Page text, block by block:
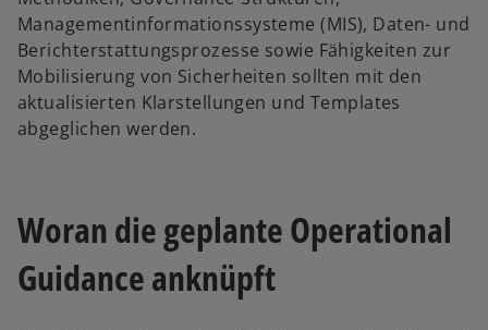
Managementinformationssysteme (MIS), Daten- und
Berichterstattungsprozesse sowie Fähigkeiten zur
Mobilisierung von Sicherheiten sollten mit den
aktualisierten Klarstellungen und Templates
abgeglichen werden.
Woran die geplante Operational
Guidance anknüpft